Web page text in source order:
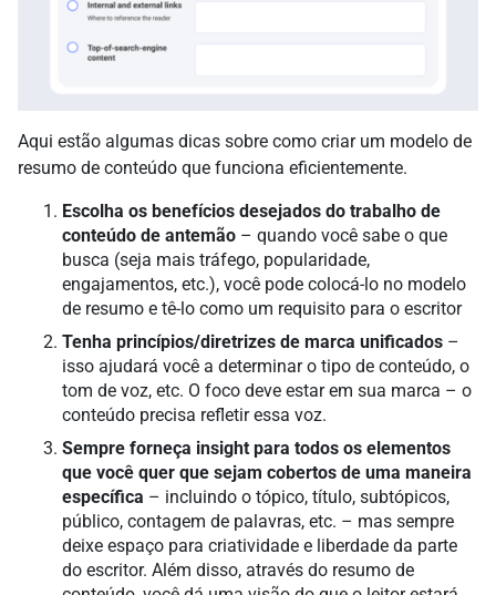
Aqui estão algumas dicas sobre como criar um modelo de
resumo de conteúdo que funciona eficientemente.
Escolha os benefícios desejados do trabalho de
conteúdo de antemão – quando você sabe o que
busca (seja mais tráfego, popularidade,
engajamentos, etc.), você pode colocá-lo no modelo
de resumo e tê-lo como um requisito para o escritor
Tenha princípios/diretrizes de marca unificados –
isso ajudará você a determinar o tipo de conteúdo, o
tom de voz, etc. O foco deve estar em sua marca – o
conteúdo precisa refletir essa voz.
Sempre forneça insight para todos os elementos
que você quer que sejam cobertos de uma maneira
específica – incluindo o tópico, título, subtópicos,
público, contagem de palavras, etc. – mas sempre
deixe espaço para criatividade e liberdade da parte
do escritor. Além disso, através do resumo de